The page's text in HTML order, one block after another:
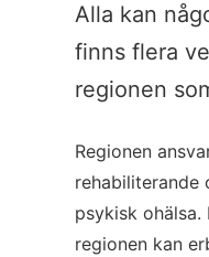
Alla kan
finns flera
regionen
Regionen
rehabiliterande
psykisk
regionen kan